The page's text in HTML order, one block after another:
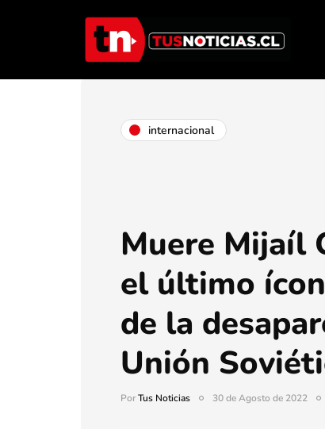
internacional
Muere Mijaíl
el último
de la
Unión
PorTus Noticias 30 de Agosto de 2022